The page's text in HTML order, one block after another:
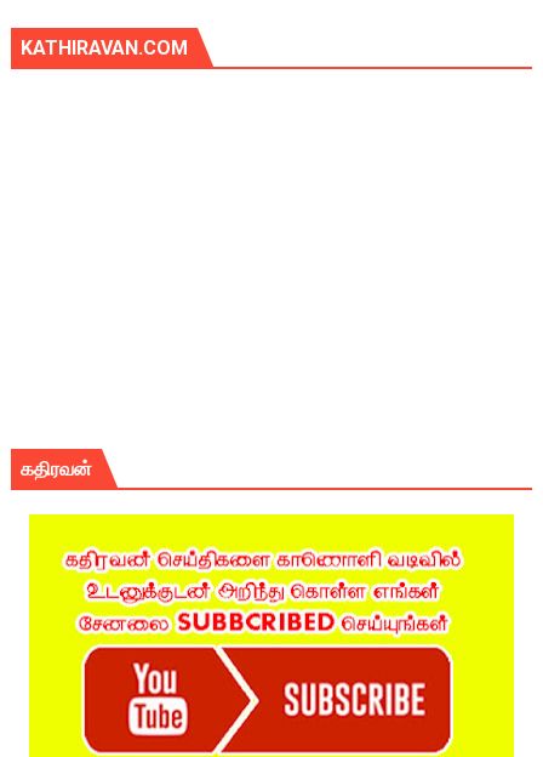
KATHIRAVAN.COM
கதிரவன்